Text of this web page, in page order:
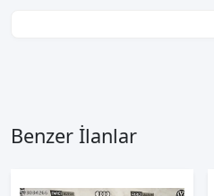
Benzer İlanlar